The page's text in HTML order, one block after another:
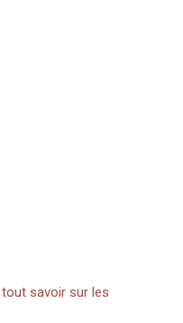
tout savoir sur les